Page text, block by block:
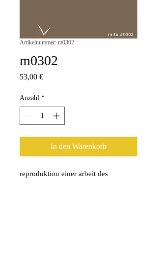
Artikelnummer: m0302
m0302
53,00 €Preis
Anzahl *
In den Warenkorb
reproduktion einer arbeit des